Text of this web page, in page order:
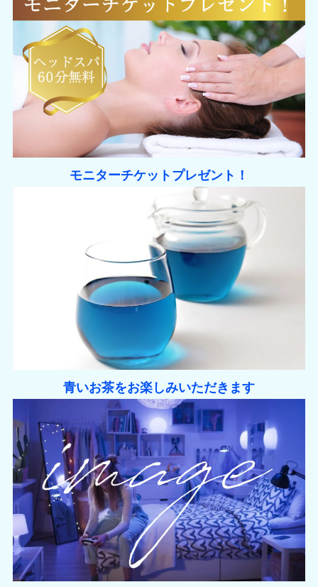
モニターチケットプレゼント！
青いお茶をお楽しみいただきます